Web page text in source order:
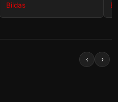
Bildas
‹ ›